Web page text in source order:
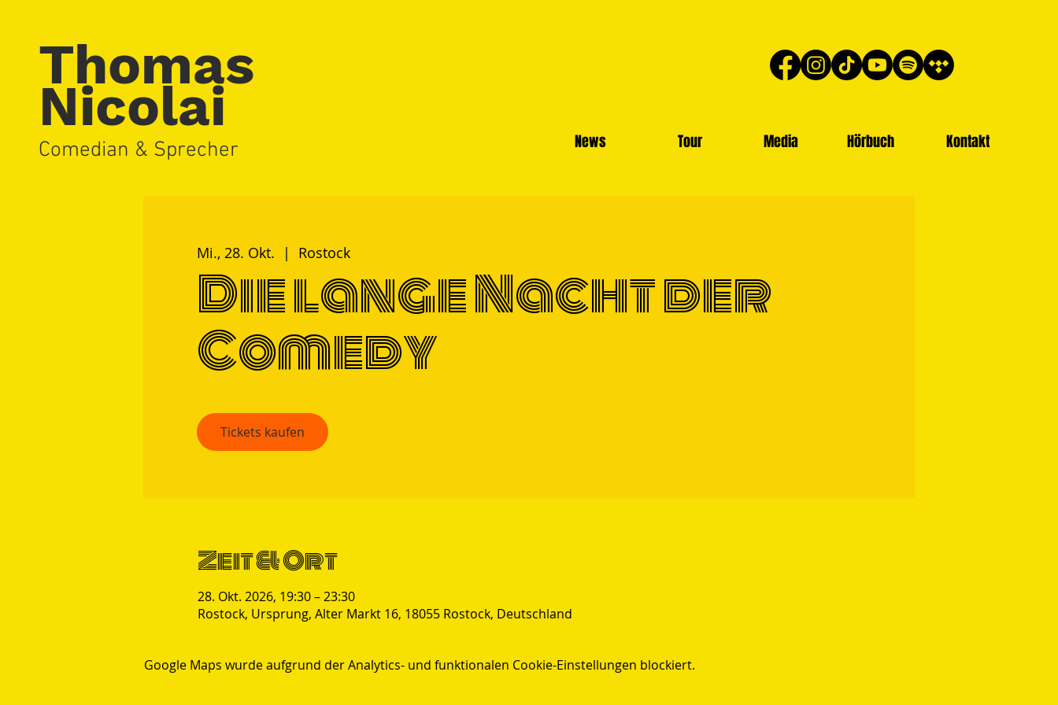
Thomas
Nicolai
Comedian & Sprecher News Tour Media Hörbuch Kontakt
Mi., 28. Okt.
  |
Rostock
Die lange Nacht der
Comedy
Tickets kaufen
Zeit & Ort
28. Okt. 2026, 19:30 – 23:30
Rostock, Ursprung, Alter Markt 16, 18055 Rostock, Deutschland
Google Maps wurde aufgrund der Analytics- und funktionalen Cookie-Einstellungen blockiert.